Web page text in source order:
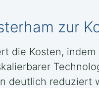
zur
die Kosten,
deutlich reduziert